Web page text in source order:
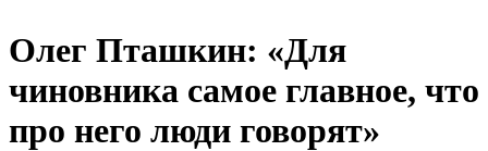
Олег Пташкин: «Для
чиновника самое главное, что
про него люди говорят»